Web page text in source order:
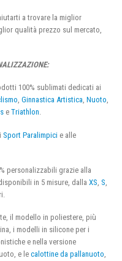
a trovare la miglior
qualità prezzo sul mercato,
100% sublimati dedicati ai
, Ginnastica Artistica, Nuoto,
e Triathlon.
Sport Paralimpici e alle
personalizzabili grazie alla
disponibili in 5 misure, dalla XS S
il modello in poliestere, più
i modelli in silicone per i
e nella versione
e le calottine da pallanuoto,